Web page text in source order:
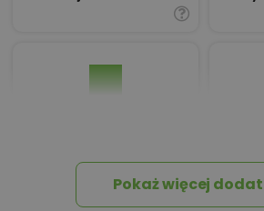
Pokaż więcej